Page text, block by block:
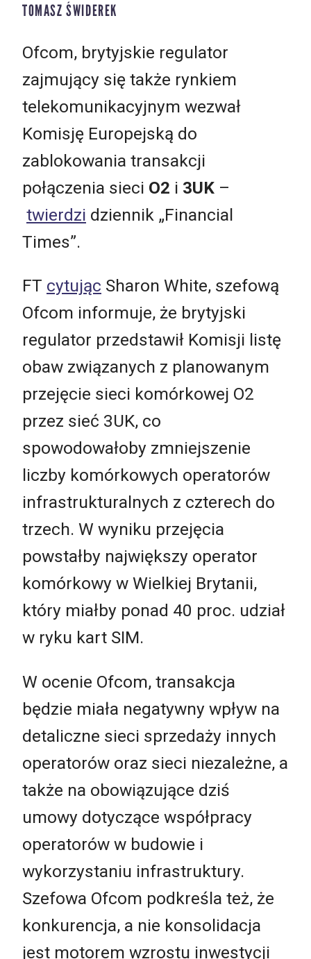
TOMASZ ŚWIDEREK
Ofcom, brytyjskie regulator
zajmujący się także rynkiem
telekomunikacyjnym wezwał
Komisję Europejską do
zablokowania transakcji
połączenia sieci O2 i 3UK –
twierdzi dziennik „Financial
Times”.
FT cytując Sharon White, szefową
Ofcom informuje, że brytyjski
regulator przedstawił Komisji listę
obaw związanych z planowanym
przejęcie sieci komórkowej O2
przez sieć 3UK, co
spowodowałoby zmniejszenie
liczby komórkowych operatorów
infrastrukturalnych z czterech do
trzech. W wyniku przejęcia
powstałby największy operator
komórkowy w Wielkiej Brytanii,
który miałby ponad 40 proc. udział
w ryku kart SIM.
W ocenie Ofcom, transakcja
będzie miała negatywny wpływ na
detaliczne sieci sprzedaży innych
operatorów oraz sieci niezależne, a
także na obowiązujące dziś
umowy dotyczące współpracy
operatorów w budowie i
wykorzystaniu infrastruktury.
Szefowa Ofcom podkreśla też, że
konkurencja, a nie konsolidacja
jest motorem wzrostu inwestycji